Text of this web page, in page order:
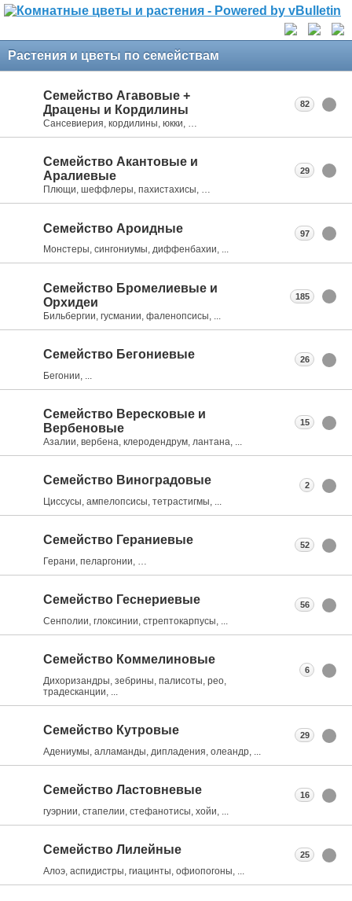
Растения и цветы по семействам
Семейство Агавовые +
Драцены и Кордилины
Сансевиерия, кордилины, юкки, …
82
Семейство Акантовые и
Аралиевые
Плющи, шеффлеры, пахистахисы, …
29
Семейство Ароидные
Монстеры, сингониумы, диффенбахии, ...
97
Семейство Бромелиевые и
Орхидеи
Бильбергии, гусмании, фаленопсисы, ...
185
Семейство Бегониевые
Бегонии, ...
26
Семейство Вересковые и
Вербеновые
Азалии, вербена, клеродендрум, лантана, ...
15
Семейство Виноградовые
Циссусы, ампелопсисы, тетрастигмы, ...
2
Семейство Гераниевые
Герани, пеларгонии, …
52
Семейство Геснериевые
Сенполии, глоксинии, стрептокарпусы, ...
56
Семейство Коммелиновые
Дихоризандры, зебрины, палисоты, рео,
традесканции, ...
6
Семейство Кутровые
Адениумы, алламанды, дипладения, олеандр, ...
29
Семейство Ластовневые
гуэрнии, стапелии, стефанотисы, хойи, ...
16
Семейство Лилейные
Алоэ, аспидистры, гиацинты, офиопогоны, ...
25